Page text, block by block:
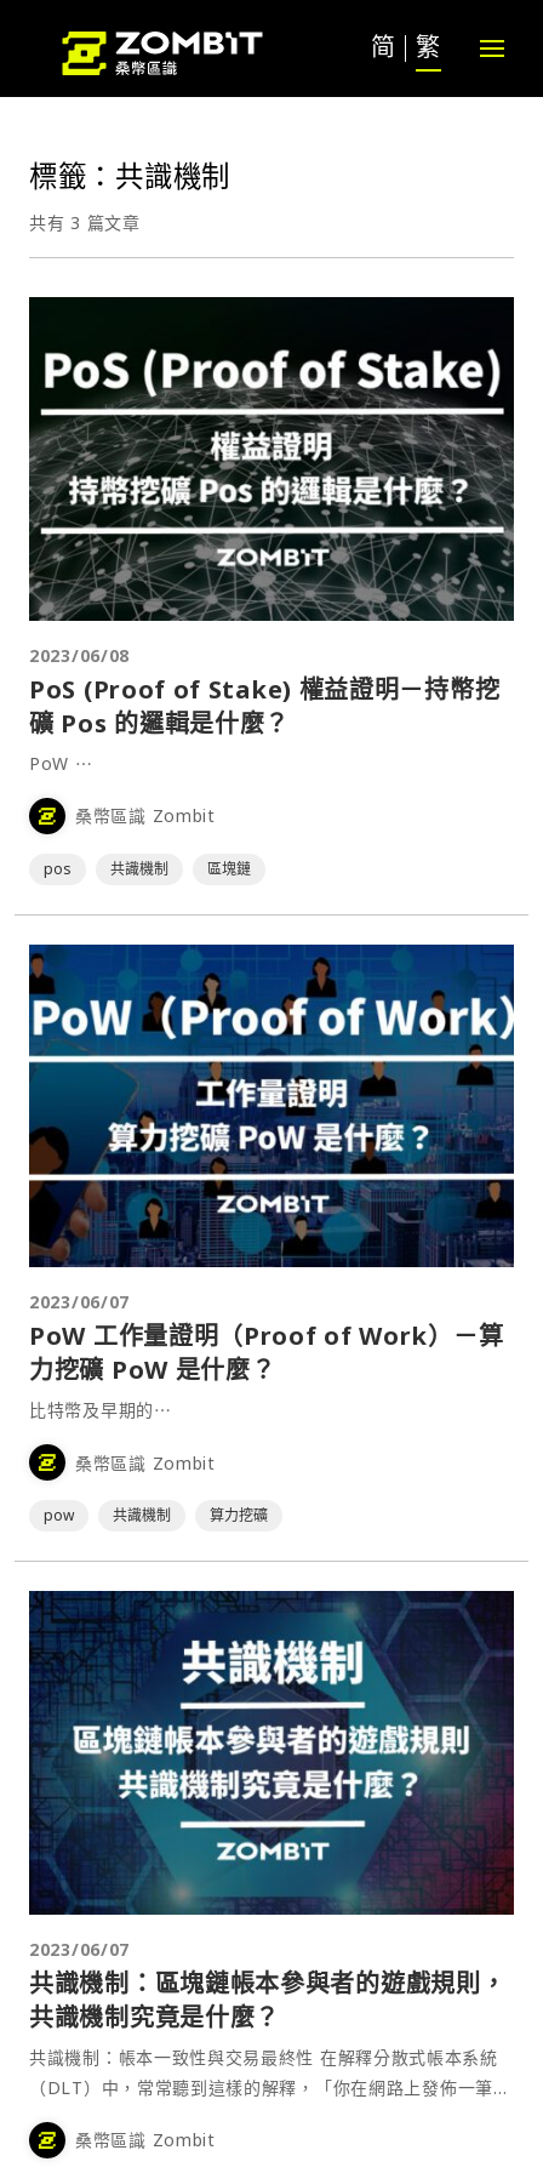
简 繁
標籤：共識機制
共有 3 篇文章
2023/06/08
PoS (Proof of Stake) 權益證明－持幣挖
礦 Pos 的邏輯是什麼？
PoW ⋯
桑幣區識 Zombit
pos 共識機制 區塊鏈
2023/06/07
PoW 工作量證明（Proof of Work）－算
力挖礦 PoW 是什麼？
比特幣及早期的⋯
桑幣區識 Zombit
pow 共識機制 算力挖礦
2023/06/07
共識機制：區塊鏈帳本參與者的遊戲規則，
共識機制究竟是什麼？
共識機制：帳本一致性與交易最終性 在解釋分散式帳本系統
（DLT）中，常常聽到這樣的解釋，「你在網路上發佈一筆交
易，其他人便會把這筆交易⋯
桑幣區識 Zombit